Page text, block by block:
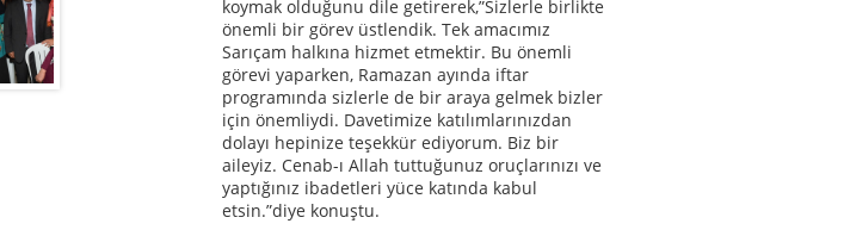
koymak olduğunu dile getirerek,”Sizlerle birlikte
önemli bir görev üstlendik. Tek amacımız
Sarıçam halkına hizmet etmektir. Bu önemli
görevi yaparken, Ramazan ayında iftar
programında sizlerle de bir araya gelmek bizler
için önemliydi. Davetimize katılımlarınızdan
dolayı hepinize teşekkür ediyorum. Biz bir
aileyiz. Cenab-ı Allah tuttuğunuz oruçlarınızı ve
yaptığınız ibadetleri yüce katında kabul
etsin.”diye konuştu.